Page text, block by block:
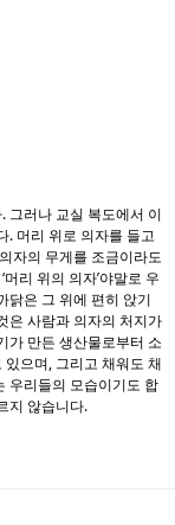
그러나 교실 복도에서 이
. 머리 위로 의자를 들고
자의 무게를 조금이라도
리 위의 의자’야말로 우
닭은 그 위에 편히 앉기
은 사람과 의자의 처지가
가 만든 생산물로부터 소
으며, 그리고 채워도 채
우리들의 모습이기도 합
지 않습니다.